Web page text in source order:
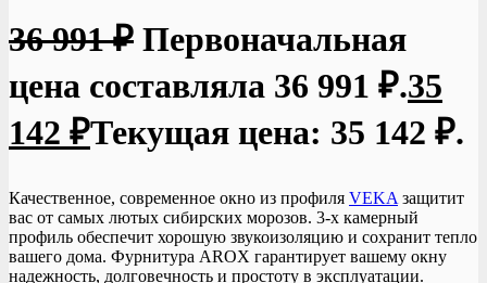
36 991₽ Первоначальная
цена составляла 36 991 ₽.35
142 ₽Текущая цена: 35 142 ₽.
Качественное, современное окно из профиля VEKA защитит
вас от самых лютых сибирских морозов. 3-х камерный
профиль обеспечит хорошую звукоизоляцию и сохранит тепло
вашего дома. Фурнитура AROX гарантирует вашему окну
надежность, долговечность и простоту в эксплуатации.